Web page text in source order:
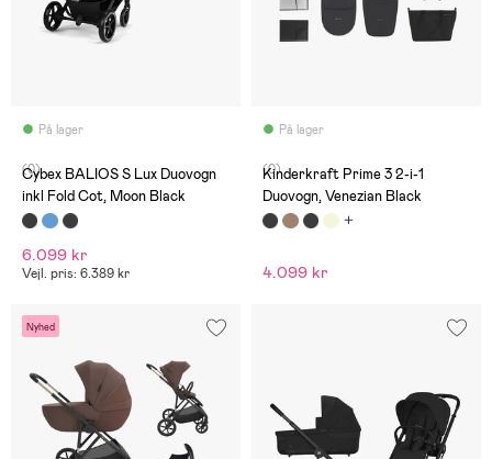
På lager
(0)
Cybex BALIOS S Lux Duovogn
inkl Fold Cot, Moon Black
6.099 kr
Vejl. pris: 6.389 kr
På lager
(0)
Kinderkraft Prime 3 2-i-1
Duovogn, Venezian Black
4.099 kr
Nyhed